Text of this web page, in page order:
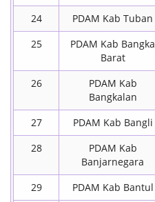
24 PDAM Kab Tuban
25
PDAM Kab Bangka
Barat
26
PDAM Kab
Bangkalan
27 PDAM Kab Bangli
28
PDAM Kab
Banjarnegara
29 PDAM Kab Bantul